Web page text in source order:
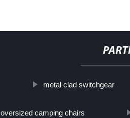
metal clad switchgear
oversized camping chairs